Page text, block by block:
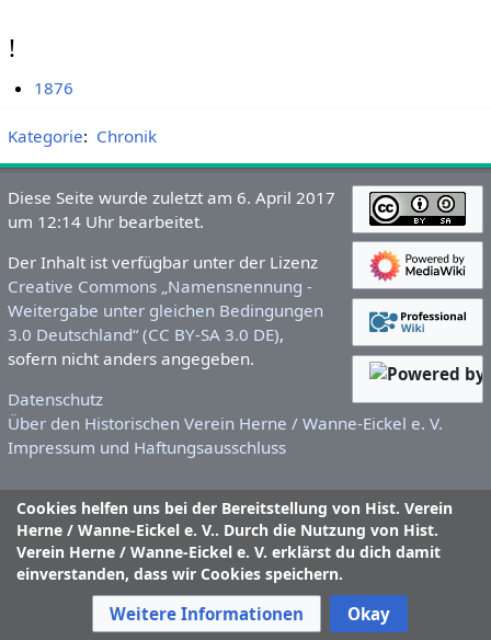
!
1876
Kategorie: Chronik
Cookies helfen uns bei der Bereitstellung von Hist. Verein
Herne / Wanne-Eickel e. V.. Durch die Nutzung von Hist.
Verein Herne / Wanne-Eickel e. V. erklärst du dich damit
einverstanden, dass wir Cookies speichern.
Weitere Informationen Okay
Diese Seite wurde zuletzt am 6. April 2017
um 12:14 Uhr bearbeitet.
Der Inhalt ist verfügbar unter der Lizenz
Creative Commons „Namensnennung -
Weitergabe unter gleichen Bedingungen
3.0 Deutschland“ (CC BY-SA 3.0 DE),
sofern nicht anders angegeben.
Datenschutz
Über den Historischen Verein Herne / Wanne-Eickel e. V.
Impressum und Haftungsausschluss